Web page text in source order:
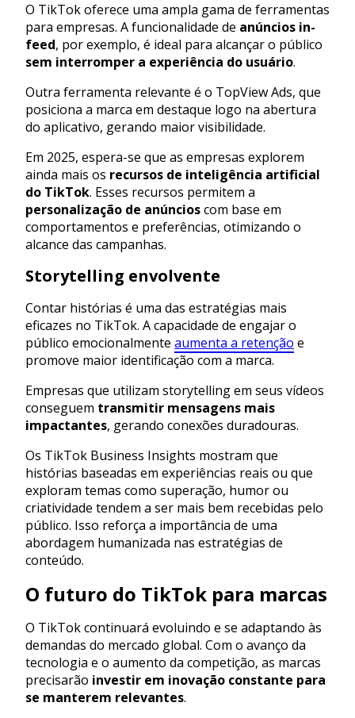
O TikTok oferece uma ampla gama de ferramentas
para empresas. A funcionalidade de anúncios in-
feed, por exemplo, é ideal para alcançar o público
sem interromper a experiência do usuário.
Outra ferramenta relevante é o TopView Ads, que
posiciona a marca em destaque logo na abertura
do aplicativo, gerando maior visibilidade.
Em 2025, espera-se que as empresas explorem
ainda mais os recursos de inteligência artificial
do TikTok. Esses recursos permitem a
personalização de anúncioscom base em
comportamentos e preferências, otimizando o
alcance das campanhas.
Storytelling envolvente
Contar histórias é uma das estratégias mais
eficazes no TikTok. A capacidade de engajar o
público emocionalmente aumenta a retenção e
promove maior identificação com a marca.
Empresas que utilizam storytelling em seus vídeos
conseguem transmitir mensagens mais
impactantes, gerando conexões duradouras.
Os TikTok Business Insights mostram que
histórias baseadas em experiências reais ou que
exploram temas como superação, humor ou
criatividade tendem a ser mais bem recebidas pelo
público. Isso reforça a importância de uma
abordagem humanizada nas estratégias de
conteúdo.
O futuro do TikTok para marcas
O TikTok continuará evoluindo e se adaptando às
demandas do mercado global. Com o avanço da
tecnologia e o aumento da competição, as marcas
precisarão investir em inovação constante para
se manterem relevantes.